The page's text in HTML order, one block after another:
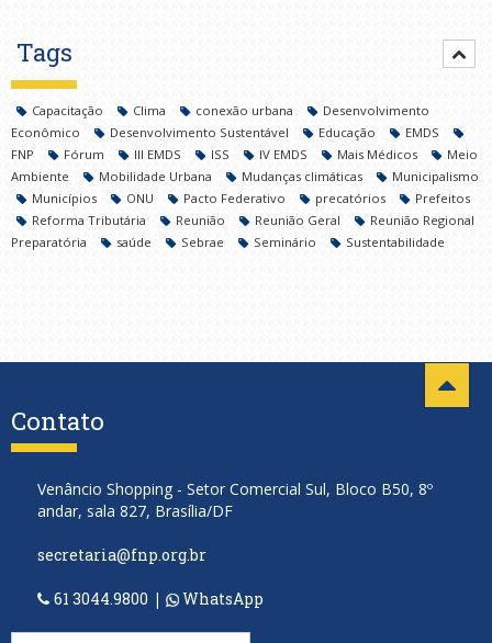
Tags
Capacitação Clima conexão urbana
Desenvolvimento
Econômico
Desenvolvimento Sustentável Educação
EMDS
FNP
Fórum III EMDS ISS IV EMDS Mais Médicos
Meio
Ambiente
Mobilidade Urbana Mudanças climáticas
Municipalismo
Municípios
ONU Pacto Federativo precatórios
Prefeitos
Reforma Tributária
Reunião Reunião Geral
Reunião Regional
Preparatória
saúde Sebrae Seminário Sustentabilidade
Contato
Venâncio Shopping - Setor Comercial Sul, Bloco B50, 8º
andar, sala 827, Brasília/DF
secretaria@fnp.org.br
61 3044.9800 | WhatsApp